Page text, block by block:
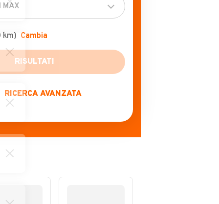
km) Cambia
RICERCA AVANZATA